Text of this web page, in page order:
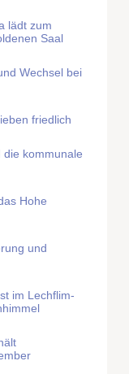
lädt zum
Saal
Wechsel bei
friedlich
die kommunale
Hohe
und
im Lech­flim­